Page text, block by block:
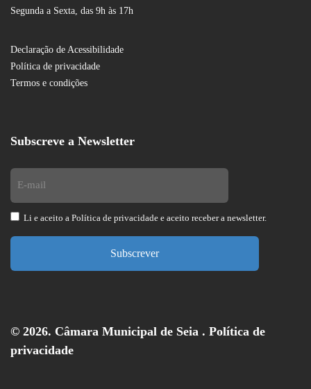
Segunda a Sexta, das 9h às 17h
Declaração de Acessibilidade
Política de privacidade
Termos e condições
Subscreve a Newsletter
Li e aceito a Política de privacidade e aceito receber a newsletter.
Subscrever
© 2026. Câmara Municipal de Seia . Política de
privacidade